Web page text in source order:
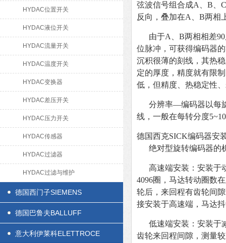
HYDAC位置开关
HYDAC液位开关
HYDAC流量开关
HYDAC温度开关
HYDAC变换器
HYDAC差压开关
HYDAC压力开关
HYDAC传感器
HYDAC过滤器
HYDAC过滤与维护
德国西门子SIEMENS
德国巴鲁夫BALLUFF
意大利伊莱科ELETTROCE
弦波信号组合成A、B、
反向，叠加在A、B两相
由于A、B两相相差
位脉冲，可获得编码器
沉积很薄的刻线，其热
定的厚度，精度就有限
低，但精度、热稳定性
分辨率—编码器以每
线，一般在每转分度
德国西克SICK编码器安
绝对型旋转编码器的
高速端安装：安装于
4096圈，马达转动圈数
轮后，来回程有齿轮间
接安装于高速端，马达
低速端安装：安装于
齿轮来回程间隙，测量